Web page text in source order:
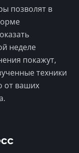
позволят в
неделе
покажут,
техники
от ваших